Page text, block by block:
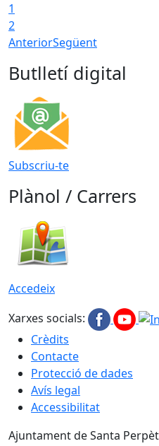
1
2
AnteriorSegüent
Butlletí digital
Subscriu-te
Plànol / Carrers
Accedeix
Xarxes socials:
Crèdits
Contacte
Protecció de dades
Avís legal
Accessibilitat
Ajuntament de Santa